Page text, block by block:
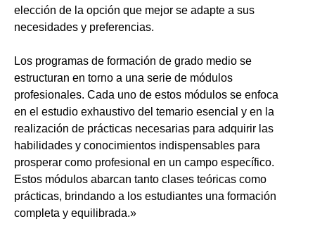
elección de la opción que mejor se adapte a sus
necesidades y preferencias.
Los programas de formación de grado medio se
estructuran en torno a una serie de módulos
profesionales. Cada uno de estos módulos se enfoca
en el estudio exhaustivo del temario esencial y en la
realización de prácticas necesarias para adquirir las
habilidades y conocimientos indispensables para
prosperar como profesional en un campo específico.
Estos módulos abarcan tanto clases teóricas como
prácticas, brindando a los estudiantes una formación
completa y equilibrada.»